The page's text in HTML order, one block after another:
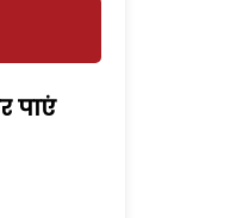
पाएं